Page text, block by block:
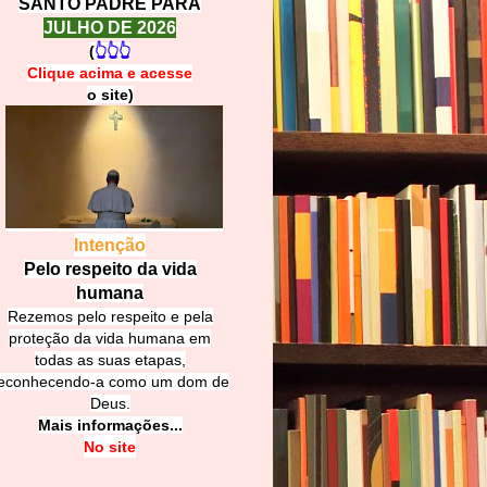
SANTO PADRE PARA
JULHO DE 2026
(👆👆👆
Clique acima e acesse
o site)
Intenção
Pelo respeito da vida
humana
Rezemos pelo respeito e pela
proteção da vida humana em
todas as suas etapas,
a como um dom de
Deus.
Mais informações...
No site